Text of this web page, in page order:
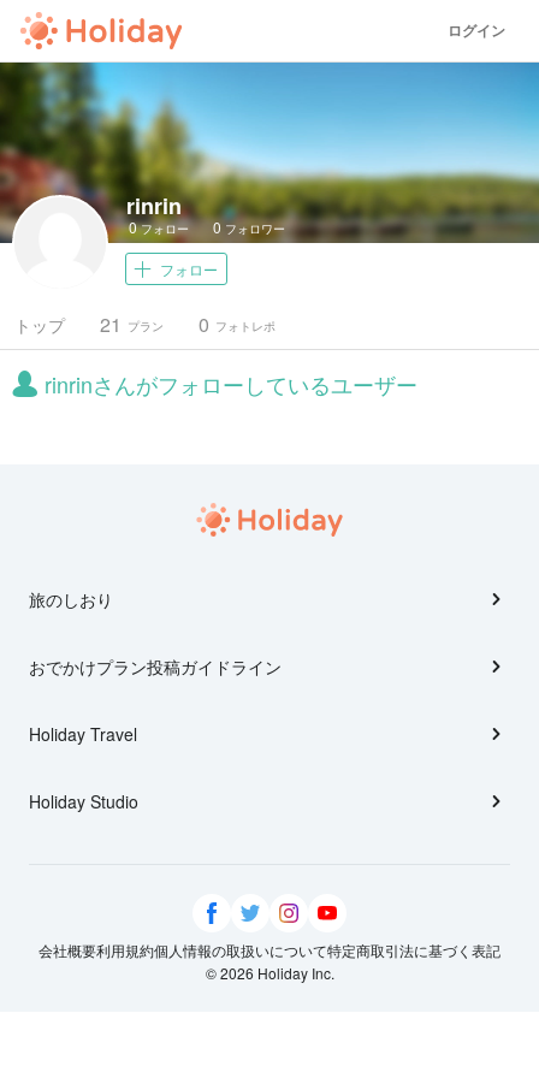
ログイン
rinrin
0フォロー 0 フォロワー
フォロー
トップ プラン
21 フォトレポ
0
rinrinさんがフォローしているユーザー
旅のしおり
おでかけプラン投稿ガイドライン
Holiday Travel
Holiday Studio
会社概要利用規約個人情報の取扱いについて特定商取引法に基づく表記
© 2026 Holiday Inc.